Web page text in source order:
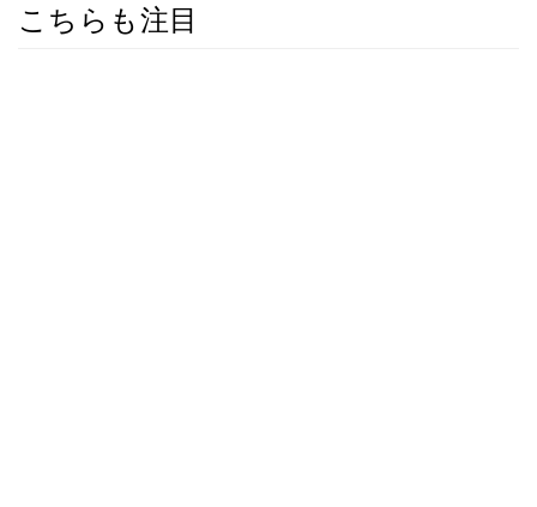
こちらも注目